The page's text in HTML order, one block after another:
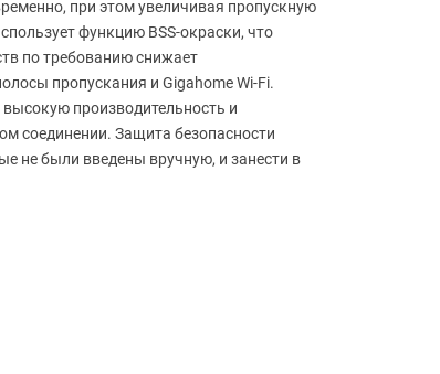
при этом увеличивая пропускную
функцию BSS-окраски, что
по требованию снижает
пропускания и Gigahome Wi-Fi.
производительность и
соединении. Защита безопасности
не были введены вручную, и занести в